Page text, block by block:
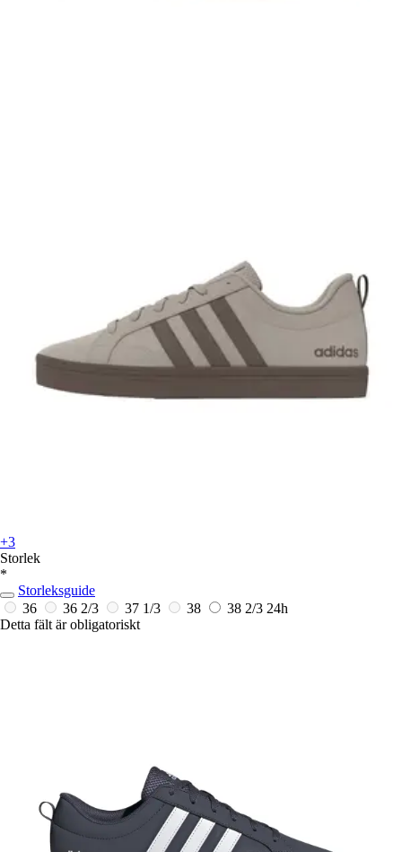
+3
Storlek
*
Storleksguide
36
36 2/3 37 1/3 38 38 2/3 24h
Detta fält är obligatoriskt